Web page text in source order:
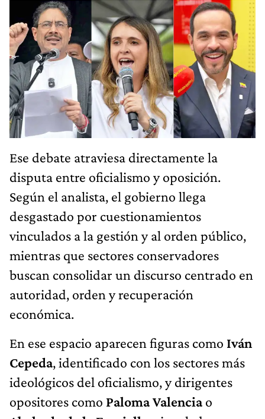
Ese debate atraviesa directamente la
disputa entre oficialismo y oposición.
Según el analista, el gobierno llega
desgastado por cuestionamientos
vinculados a la gestión y al orden público,
mientras que sectores conservadores
buscan consolidar un discurso centrado en
autoridad, orden y recuperación
económica.
En ese espacio aparecen figuras como Iván
Cepeda, identificado con los sectores más
ideológicos del oficialismo, y dirigentes
opositores como Paloma Valenciao